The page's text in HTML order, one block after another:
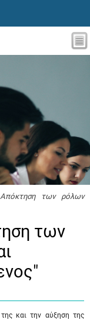
των ρόλων
των
και την αύξηση της